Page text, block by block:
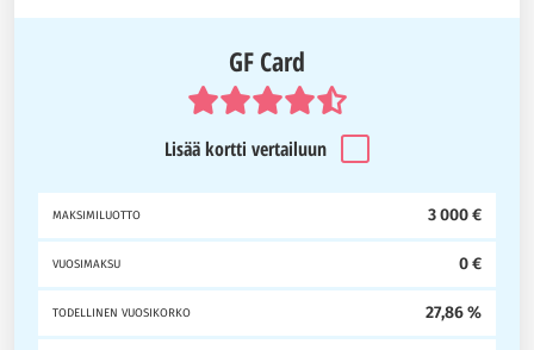
GF Card
Lisää kortti vertailuun
MAKSIMILUOTTO 3 000 €
VUOSIMAKSU 0 €
TODELLINEN VUOSIKORKO 27,86 %